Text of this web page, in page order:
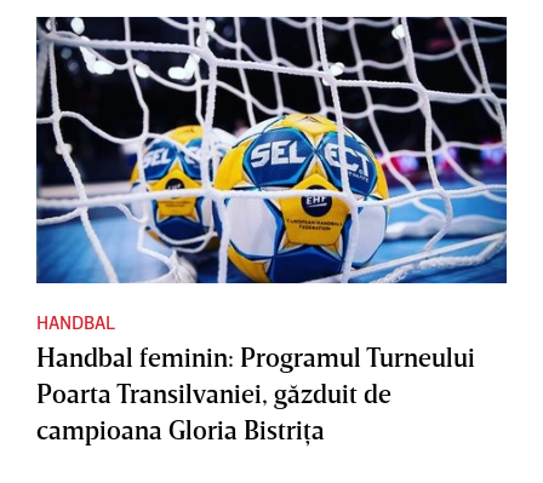
HANDBAL
Handbal feminin: Programul Turneului
Poarta Transilvaniei, găzduit de
campioana Gloria Bistriţa